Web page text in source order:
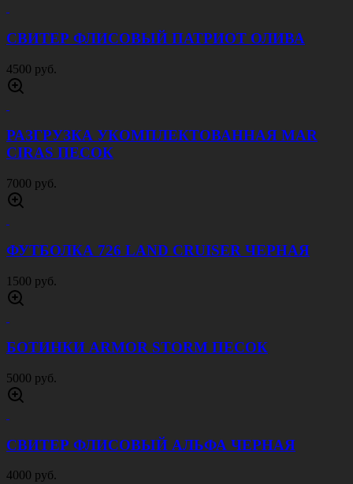
СВИТЕР ФЛИСОВЫЙ ПАТРИОТ ОЛИВА
4500 руб.
РАЗГРУЗКА УКОМПЛЕКТОВАННАЯ MAR
CIRAS ПЕСОК
7000 руб.
ФУТБОЛКА 726 LAND CRUISER ЧЕРНАЯ
1500 руб.
БОТИНКИ ARMOR STORM ПЕСОК
5000 руб.
СВИТЕР ФЛИСОВЫЙ АЛЬФА ЧЕРНАЯ
4000 руб.